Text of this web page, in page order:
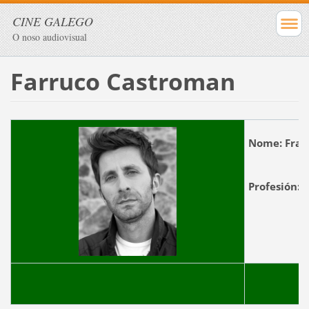
CINE GALEGO
O noso audiovisual
Farruco Castroman
Nome:
Profesión: